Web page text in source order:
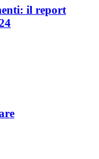
il report